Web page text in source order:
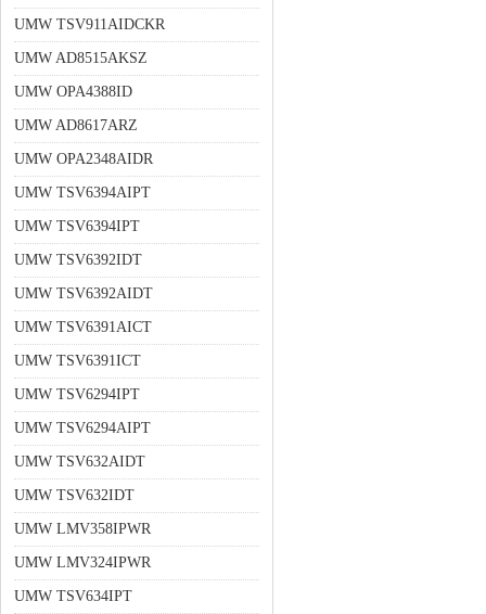
UMW TSV911AIDCKR
UMW AD8515AKSZ
UMW OPA4388ID
UMW AD8617ARZ
UMW OPA2348AIDR
UMW TSV6394AIPT
UMW TSV6394IPT
UMW TSV6392IDT
UMW TSV6392AIDT
UMW TSV6391AICT
UMW TSV6391ICT
UMW TSV6294IPT
UMW TSV6294AIPT
UMW TSV632AIDT
UMW TSV632IDT
UMW LMV358IPWR
UMW LMV324IPWR
UMW TSV634IPT